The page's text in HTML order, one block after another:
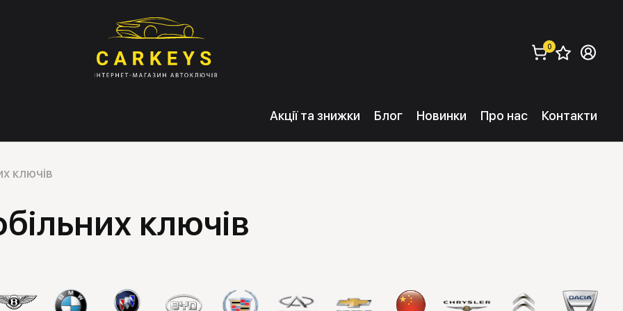
замовити (
0
Акції та знижки Блог Новинки Про нас Контакти
ключів
ключів